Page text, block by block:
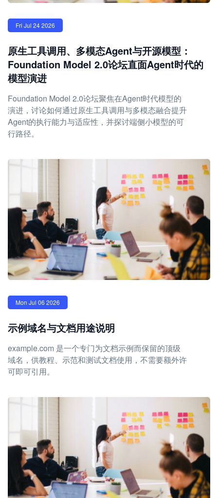
Fri Jul 24 2026
原生工具调用、多模态Agent与开源模型：
Foundation Model 2.0论坛直面Agent时代的
模型演进
Foundation Model 2.0论坛聚焦在Agent时代模型的
演进，讨论如何通过原生工具调用与多模态融合提升
Agent的执行能力与适应性，并探讨端侧小模型的可
行路径。
Mon Jul 06 2026
示例域名与文档用途说明
example.com 是一个专门为文档示例而保留的顶级
域名，供教程、示范和测试文档使用，不需要额外许
可即可引用。